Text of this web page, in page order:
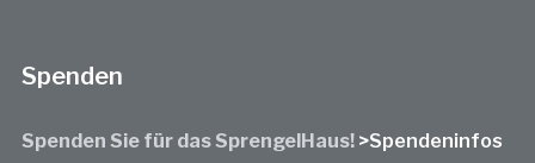
Spenden
Spenden Sie für das SprengelHaus! >Spendeninfos